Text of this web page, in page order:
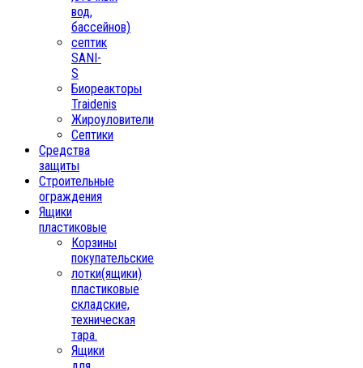
вод,
бассейнов)
септик
SANI-
S
Биореакторы
Traidenis
Жироуловители
Септики
Средства
защиты
Строительные
ограждения
Ящики
пластиковые
Корзины
покупательские
лотки(ящики)
пластиковые
складские,
техническая
тара.
Ящики